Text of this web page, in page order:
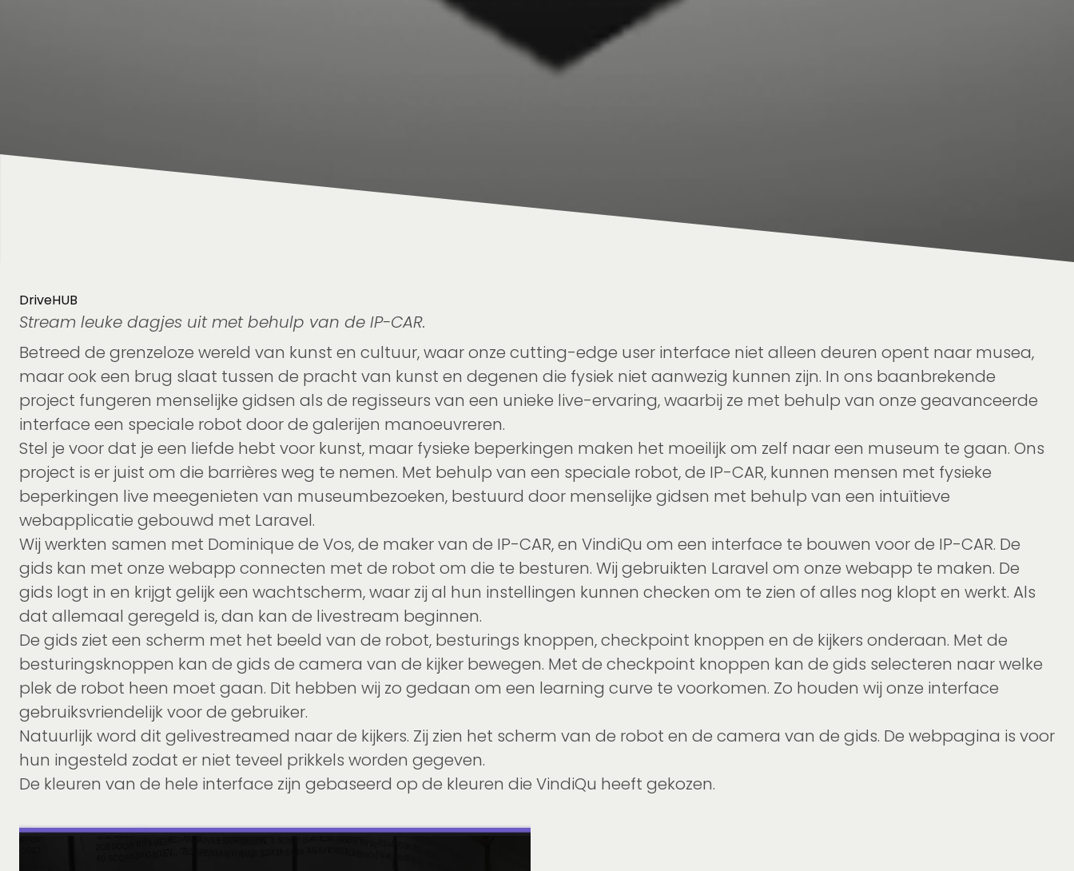
DriveHUB
Stream leuke dagjes uit met behulp van de IP-CAR.
Betreed de grenzeloze wereld van kunst en cultuur, waar onze cutting-edge user interface niet alleen deuren opent naar musea,
maar ook een brug slaat tussen de pracht van kunst en degenen die fysiek niet aanwezig kunnen zijn. In ons baanbrekende
project fungeren menselijke gidsen als de regisseurs van een unieke live-ervaring, waarbij ze met behulp van onze geavanceerde
interface een speciale robot door de galerijen manoeuvreren.
Stel je voor dat je een liefde hebt voor kunst, maar fysieke beperkingen maken het moeilijk om zelf naar een museum te gaan. Ons
project is er juist om die barrières weg te nemen. Met behulp van een speciale robot, de IP-CAR, kunnen mensen met fysieke
beperkingen live meegenieten van museumbezoeken, bestuurd door menselijke gidsen met behulp van een intuïtieve
webapplicatie gebouwd met Laravel.
Wij werkten samen met Dominique de Vos, de maker van de IP-CAR, en VindiQu om een interface te bouwen voor de IP-CAR. De
gids kan met onze webapp connecten met de robot om die te besturen. Wij gebruikten Laravel om onze webapp te maken. De
gids logt in en krijgt gelijk een wachtscherm, waar zij al hun instellingen kunnen checken om te zien of alles nog klopt en werkt. Als
dat allemaal geregeld is, dan kan de livestream beginnen.
De gids ziet een scherm met het beeld van de robot, besturings knoppen, checkpoint knoppen en de kijkers onderaan. Met de
besturingsknoppen kan de gids de camera van de kijker bewegen. Met de checkpoint knoppen kan de gids selecteren naar welke
plek de robot heen moet gaan. Dit hebben wij zo gedaan om een learning curve te voorkomen. Zo houden wij onze interface
gebruiksvriendelijk voor de gebruiker.
Natuurlijk word dit gelivestreamed naar de kijkers. Zij zien het scherm van de robot en de camera van de gids. De webpagina is voor
hun ingesteld zodat er niet teveel prikkels worden gegeven.
De kleuren van de hele interface zijn gebaseerd op de kleuren die VindiQu heeft gekozen.